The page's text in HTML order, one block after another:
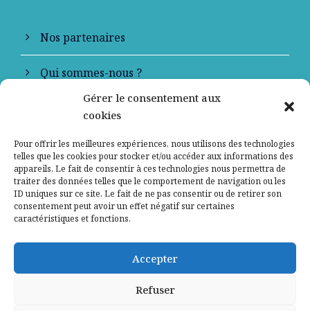
Gérer le consentement aux
cookies
Pour offrir les meilleures expériences, nous utilisons des technologies
telles que les cookies pour stocker et/ou accéder aux informations des
appareils. Le fait de consentir à ces technologies nous permettra de
traiter des données telles que le comportement de navigation ou les
ID uniques sur ce site. Le fait de ne pas consentir ou de retirer son
consentement peut avoir un effet négatif sur certaines
caractéristiques et fonctions.
Accepter
Refuser
Nos partenaires
Qui sommes-nous ?
Contactez-nous
Mentions légales
Politique de confidentialité